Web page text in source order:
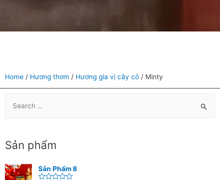
Home / Hương thơm / Hương gia vị cây cỏ / Minty
Sản phẩm
Sản Phẩm 8